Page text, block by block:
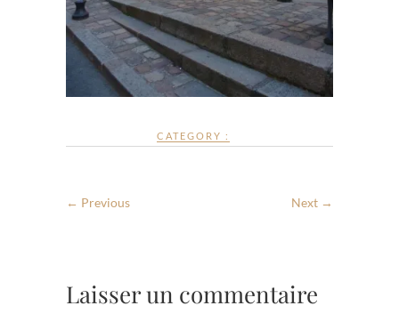
CATEGORY :
← Previous Next →
Laisser un commentaire